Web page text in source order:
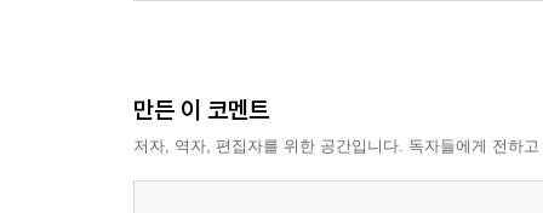
만든 이 코멘트
저자, 역자, 편집자를 위한 공간입니다. 독자들에게 전하